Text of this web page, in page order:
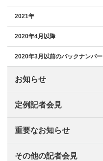
2021年
2020年4月以降
2020年3月以前のバックナンバー
お知らせ
定例記者会見
重要なお知らせ
その他の記者会見